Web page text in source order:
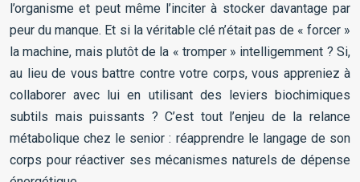
l’organisme et peut même l’inciter à stocker davantage par
peur du manque. Et si la véritable clé n’était pas de « forcer »
la machine, mais plutôt de la « tromper » intelligemment ? Si,
au lieu de vous battre contre votre corps, vous appreniez à
collaborer avec lui en utilisant des leviers biochimiques
subtils mais puissants ? C’est tout l’enjeu de la relance
métabolique chez le senior : réapprendre le langage de son
corps pour réactiver ses mécanismes naturels de dépense